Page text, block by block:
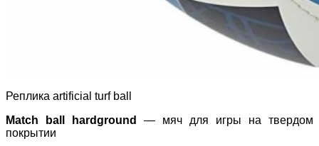
Реплика artificial turf ball
Match ball hardground
— мяч для игры на твердом
покрытии